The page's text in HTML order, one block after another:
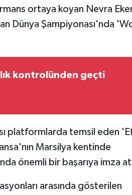
ortaya koyan Nevra
Dünya Şampiyonası'nda
kontrolünden geçti
platformlarda temsil eden
Marsilya kentinde
önemli bir başarıya imza
arasında gösterilen